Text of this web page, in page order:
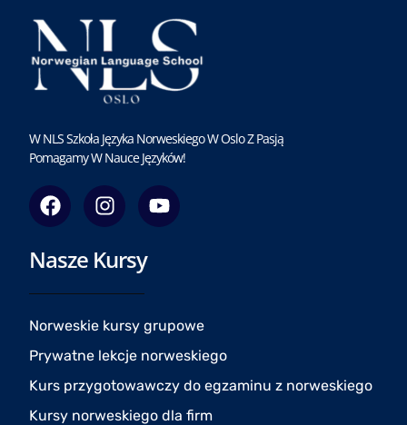
W NLS Szkoła Języka Norweskiego W Oslo Z Pasją
Pomagamy W Nauce Języków!
F
a
c
e
o
o
I
n
s
t
g
r
a
m
Y
o
u
e
Nasze Kursy
Norweskie kursy grupowe
Prywatne lekcje norweskiego
Kurs przygotowawczy do egzaminu z norweskiego
Kursy norweskiego dla firm